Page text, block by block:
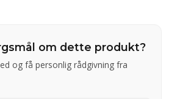
om dette produkt?
og få personlig rådgivning fra